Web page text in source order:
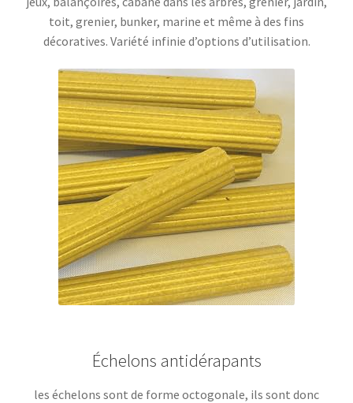
toit, grenier, bunker, marine et même à des fins
décoratives. Variété infinie d’options d’utilisation.
Échelons antidérapants
les échelons sont de forme octogonale, ils sont donc